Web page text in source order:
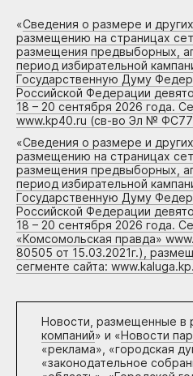
«Сведения о размере и
размещению на страницах
размещения предвыборных,
период избирательной
Государственную Думу
Российской Федерации
18 – 20 сентября 2026 года.
www.kp40.ru (св-во Эл №
«Сведения о размере и
размещению на страницах
размещения предвыборных,
период избирательной
Государственную Думу
Российской Федерации
18 – 20 сентября 2026 года.
«Комсомольская правда»
80505 от 15.03.2021г.),
сегменте сайта:
Новости, размещенные в
компаний» и «Новости
«реклама», «городская
«законодательное